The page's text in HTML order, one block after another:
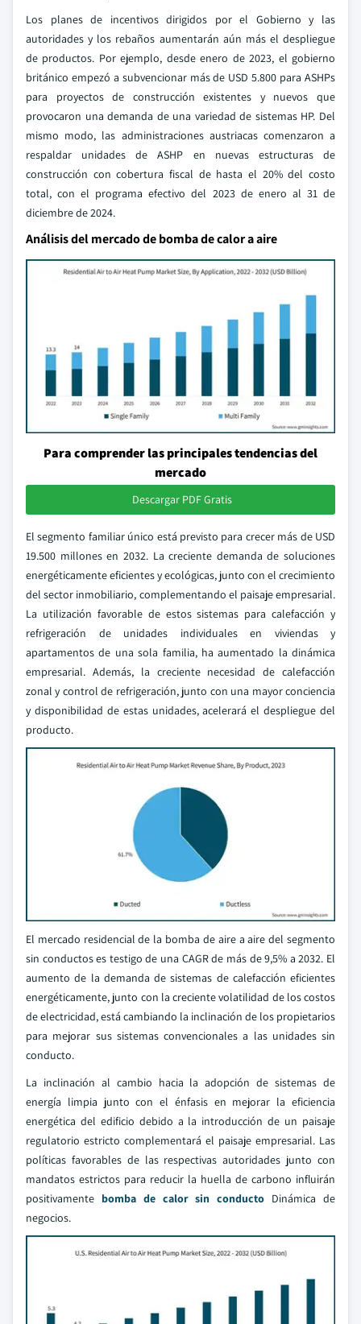
Los planes de incentivos dirigidos por el Gobierno y las
autoridades y los rebaños aumentarán aún más el despliegue
de productos. Por ejemplo, desde enero de 2023, el gobierno
británico empezó a subvencionar más de USD 5.800 para ASHPs
para proyectos de construcción existentes y nuevos que
provocaron una demanda de una variedad de sistemas HP. Del
mismo modo, las administraciones austriacas comenzaron a
respaldar unidades de ASHP en nuevas estructuras de
construcción con cobertura fiscal de hasta el 20% del costo
total, con el programa efectivo del 2023 de enero al 31 de
diciembre de 2024.
Análisis del mercado de bomba de calor a aire
Para comprender las principales tendencias del
mercado
Descargar PDF Gratis
El segmento familiar único está previsto para crecer más de USD
19.500 millones en 2032. La creciente demanda de soluciones
energéticamente eficientes y ecológicas, junto con el crecimiento
del sector inmobiliario, complementando el paisaje empresarial.
La utilización favorable de estos sistemas para calefacción y
refrigeración de unidades individuales en viviendas y
apartamentos de una sola familia, ha aumentado la dinámica
empresarial. Además, la creciente necesidad de calefacción
zonal y control de refrigeración, junto con una mayor conciencia
y disponibilidad de estas unidades, acelerará el despliegue del
producto.
El mercado residencial de la bomba de aire a aire del segmento
sin conductos es testigo de una CAGR de más de 9,5% a 2032. El
aumento de la demanda de sistemas de calefacción eficientes
energéticamente, junto con la creciente volatilidad de los costos
de electricidad, está cambiando la inclinación de los propietarios
para mejorar sus sistemas convencionales a las unidades sin
conducto.
La inclinación al cambio hacia la adopción de sistemas de
energía limpia junto con el énfasis en mejorar la eficiencia
energética del edificio debido a la introducción de un paisaje
regulatorio estricto complementará el paisaje empresarial. Las
políticas favorables de las respectivas autoridades junto con
mandatos estrictos para reducir la huella de carbono influirán
positivamente bomba de calor sin conducto Dinámica de
negocios.